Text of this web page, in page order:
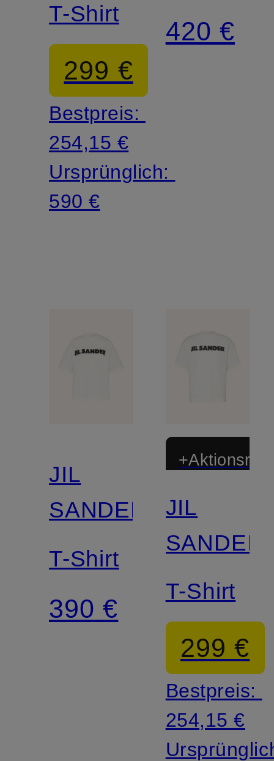
T-Shirt
299 €
Bestpreis:
254,15 €
Ursprünglich:
590 €
420 €
JIL
SANDER
T-Shirt
390 €
JIL
SANDER
T-Shirt
299 €
Bestpreis:
254,15 €